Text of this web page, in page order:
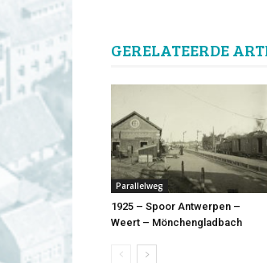
GERELATEERDE
Parallelweg
1925 – Spoor Antwerpen –
Weert – Mönchengladbach